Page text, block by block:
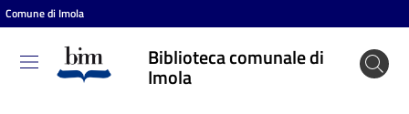
Vai al contenuto
Vai alla navigazione
Vai al footer
Comune di Imola
Biblioteca comunale di
Imola
Biblioteca
comunale